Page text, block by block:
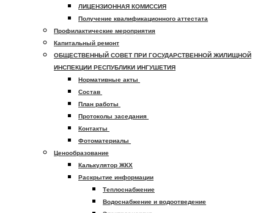
ЛИЦЕНЗИОННАЯ КОМИССИЯ
Получение квалификационного аттестата
Профилактические мероприятия
Капитальный ремонт
ОБЩЕСТВЕННЫЙ СОВЕТ ПРИ ГОСУДАРСТВЕННОЙ ЖИЛИЩНОЙ
ИНСПЕКЦИИ РЕСПУБЛИКИ ИНГУШЕТИЯ
Нормативные акты
Состав
План работы
Протоколы заседания
Контакты
Фотоматериалы
Ценообразование
Калькулятор ЖКХ
Раскрытие информации
Теплоснабжение
Водоснабжение и водоотведение